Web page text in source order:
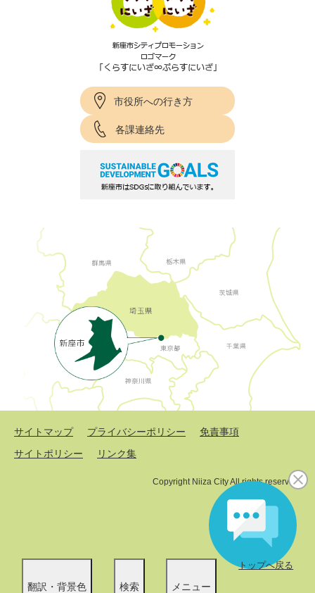
翻訳・背景色 検索 メニュー
トップへ戻る
市役所への行き方
各課連絡先
サイトマップ プライバシーポリシー
免責事項
サイトポリシー
リンク集
Copyright Niiza City All rights reserved.